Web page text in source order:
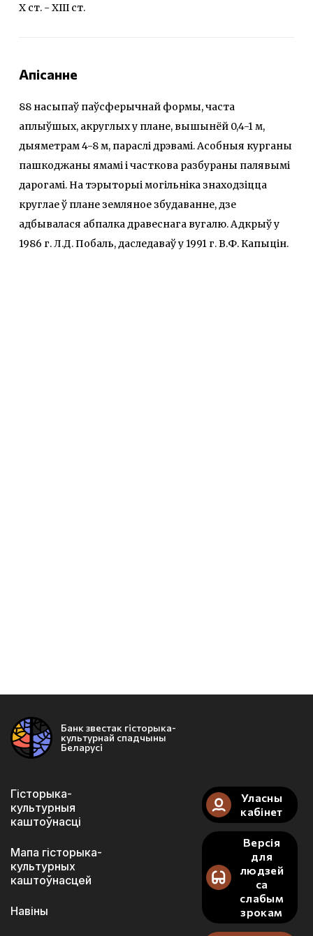
X ст. - XIII ст.
Апісанне
88 насыпаў паўсферычнай формы, часта
аплыўшых, акруглых у плане, вышынёй 0,4-1 м,
дыяметрам 4-8 м, параслі дрэвамі. Асобныя курганы
пашкоджаны ямамі і часткова разбураны палявымі
дарогамі. На тэрыторыі могільніка знаходзіцца
круглае ў плане земляное збудаванне, дзе
адбывалася абпалка дравеснага вугалю. Адкрыў у
1986 г. Л.Д. Побаль, даследаваў у 1991 г. В.Ф. Капыцін.
Банк звестак гісторыка-
культурнай спадчыны
Беларусі
Гісторыка-
культурныя
каштоўнасці
Мапа гісторыка-
культурных
каштоўнасцей
Навіны
Уласны
кабінет
Версія
для
людзей
са
слабым
зрокам